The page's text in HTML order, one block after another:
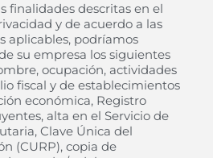
finalidades descritas en el
y de acuerdo a las
aplicables, podríamos
su empresa los siguientes
ocupación, actividades
fiscal y de establecimientos
económica, Registro
alta en el Servicio de
Clave Única del
(CURP), copia de